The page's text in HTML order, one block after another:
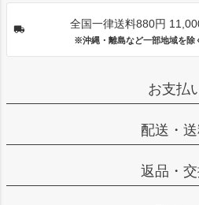
全国一律送料880円
※沖縄・離島など一部地域を
お支払
配送・
返品・